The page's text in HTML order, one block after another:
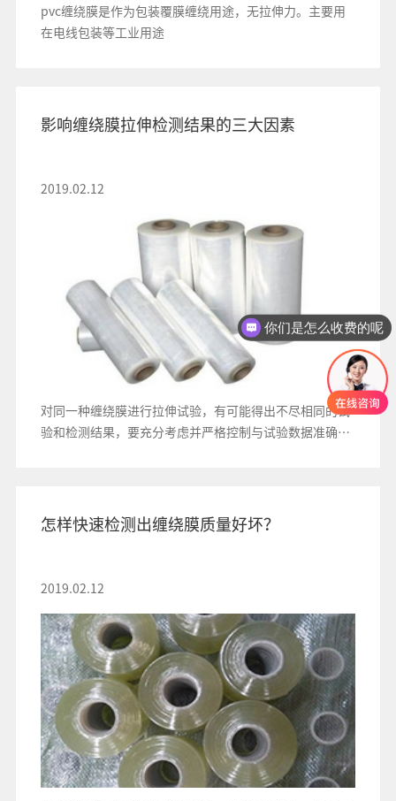
pvc缠绕膜是作为包装覆膜缠绕用途，无拉伸力。主要用
在电线包装等工业用途
影响缠绕膜拉伸检测结果的三大因素
2019.02.12
对同一种缠绕膜进行拉伸试验，有可能得出不尽相同的试
验和检测结果，要充分考虑并严格控制与试验数据准确程
怎样快速检测出缠绕膜质量好坏？
2019.02.12
你们是怎么收费的呢